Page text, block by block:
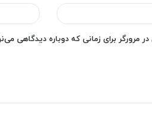
مرورگر برای زمانی که دوباره دیدگاهی